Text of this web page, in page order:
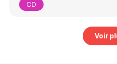
CD
Voir